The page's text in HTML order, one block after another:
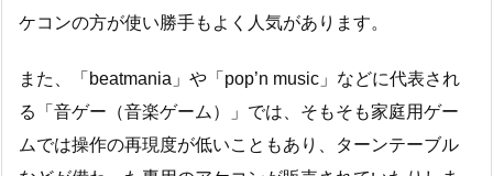
ケコンの方が使い勝手もよく人気があります。
また、「beatmania」や「pop’n music」などに代表され
る「音ゲー（音楽ゲーム）」では、そもそも家庭用ゲー
ムでは操作の再現度が低いこともあり、ターンテーブル